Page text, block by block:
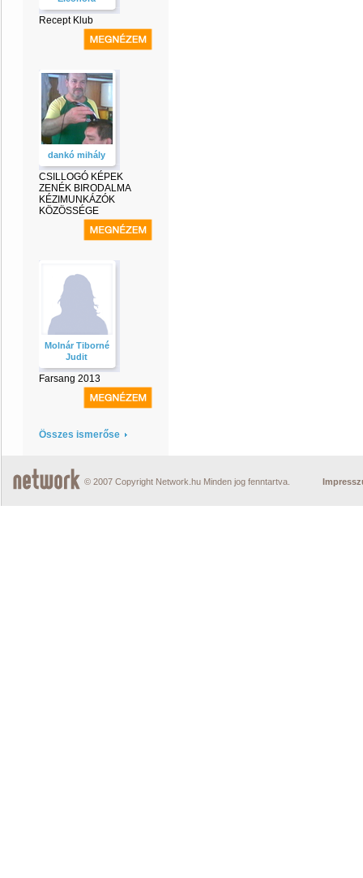
Recept Klub
dankó mihály
CSILLOGÓ KÉPEK
ZENÉK BIRODALMA
KÉZIMUNKÁZÓK
KÖZÖSSÉGE
Molnár Tiborné
Judit
Farsang 2013
Összes ismerőse
© 2007 Copyright Network.hu Minden jog fenntartva.